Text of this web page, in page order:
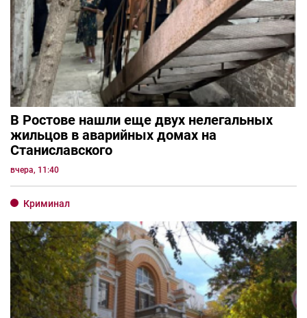
В Ростове нашли еще двух нелегальных
жильцов в аварийных домах на
Станиславского
вчера, 11:40
Криминал